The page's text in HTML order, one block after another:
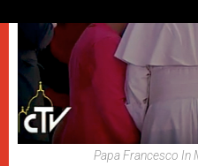
Papa Francesco In